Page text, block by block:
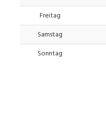
Freitag
Samstag
Sonntag